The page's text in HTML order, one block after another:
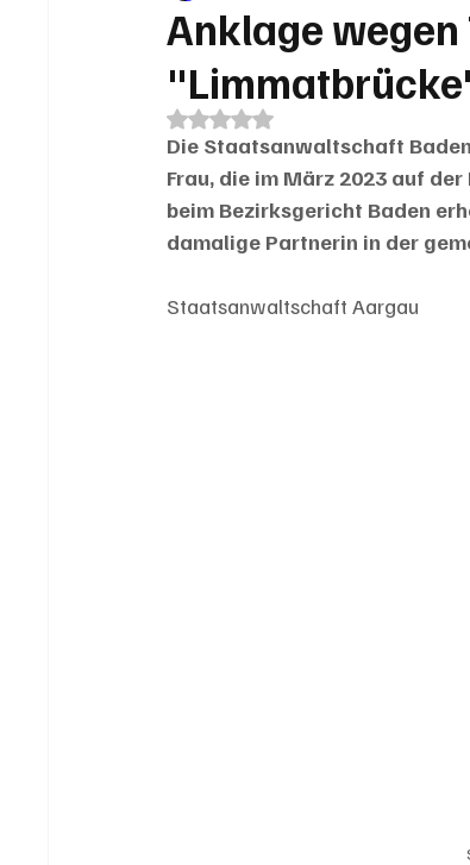
Anklage
Mit NaN von 5 Sternen bewertet.
Die Staatsanwaltschaft
Frau, die im März 2023 auf
beim Bezirksgericht Baden
damalige Partnerin in der
Staatsanwaltschaft Aargau